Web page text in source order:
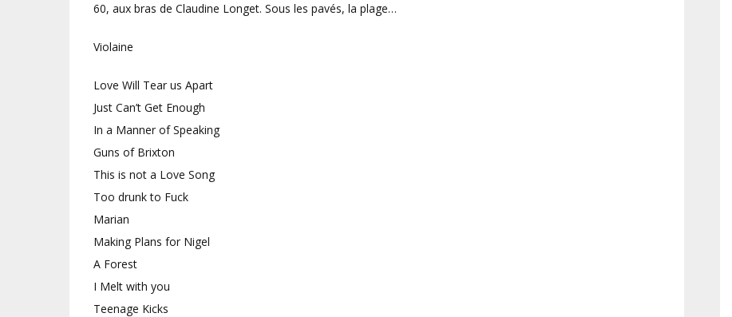
60, aux bras de Claudine Longet. Sous les pavés, la plage…
Violaine
Love Will Tear us Apart
Just Can’t Get Enough
In a Manner of Speaking
Guns of Brixton
This is not a Love Song
Too drunk to Fuck
Marian
Making Plans for Nigel
A Forest
I Melt with you
Teenage Kicks